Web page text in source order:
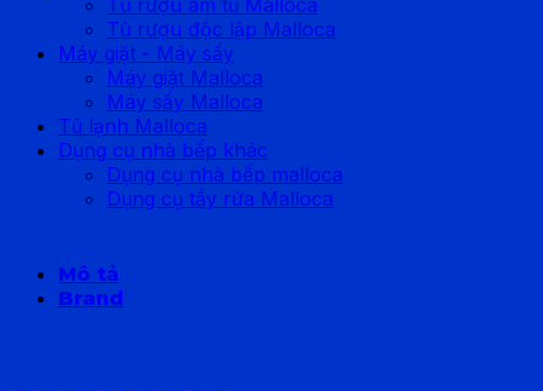
Tủ rượu độc lập Malloca
Máy giặt - Máy sấy
Máy giặt Malloca
Máy sấy Malloca
Tủ lạnh Malloca
Dụng cụ nhà bếp khác
Dụng cụ nhà bếp malloca
Dụng cụ tẩy rửa Malloca
Mô tả
Brand